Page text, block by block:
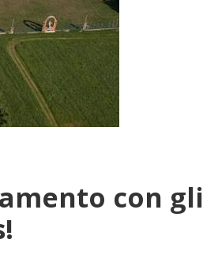
con gli